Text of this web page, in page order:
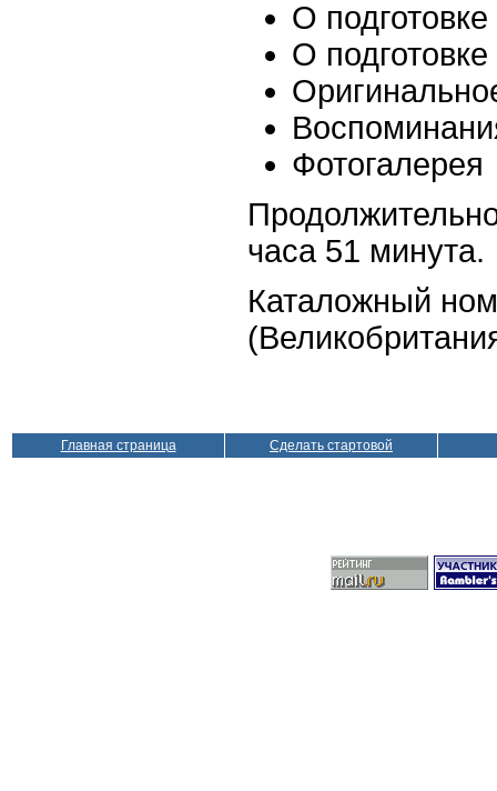
О
О
Фотогалерея
часа 51 минута.
Каталожный
Главная страница Сделать стартовой